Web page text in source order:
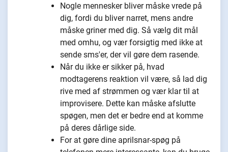
Nogle mennesker bliver måske vrede på
dig, fordi du bliver narret, mens andre
måske griner med dig. Så vælg dit mål
med omhu, og vær forsigtig med ikke at
sende sms'er, der vil gøre dem rasende.
Når du ikke er sikker på, hvad
modtagerens reaktion vil være, så lad dig
rive med af strømmen og vær klar til at
improvisere. Dette kan måske afslutte
spøgen, men det er bedre end at komme
på deres dårlige side.
For at gøre dine aprilsnar-spøg på